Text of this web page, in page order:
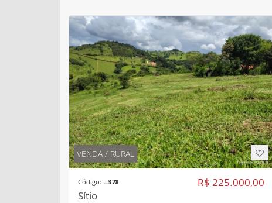
VENDA / RURAL
R$ 225.000,00
Código: --378
Sítio